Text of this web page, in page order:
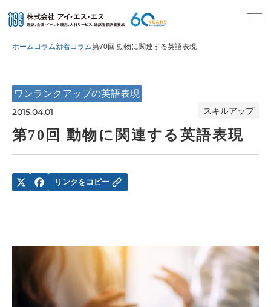
ホームコラム新着コラム第70回 動物に関連する英語表現
ワンランクアップの英語表現
2015.04.01 スキルアップ
第70回 動物に関連する英語表現
リンクをコピー